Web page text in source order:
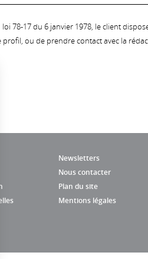
78-17 du 6 janvier 1978, le client
ou de prendre contact avec la
Newsletters
Nous contacter
Plan du site
Mentions légales